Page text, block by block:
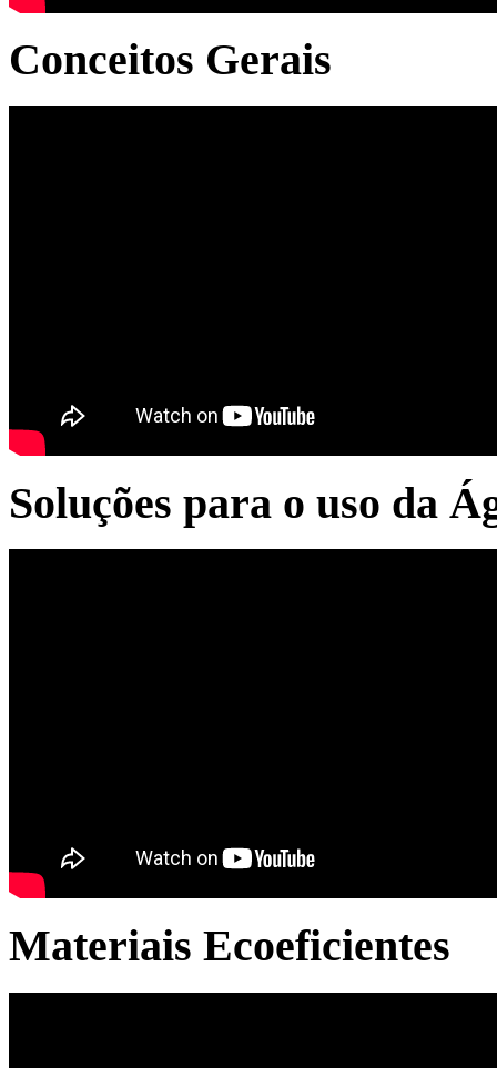
Conceitos Gerais
Soluções para o uso da
Materiais Ecoeficientes